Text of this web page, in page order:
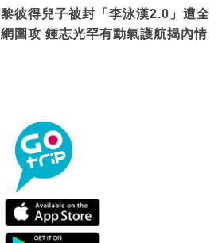
黎彼得兒子被封「李泳漢2.0」遭全
網圍攻 鍾志光罕有動氣護航揭內情